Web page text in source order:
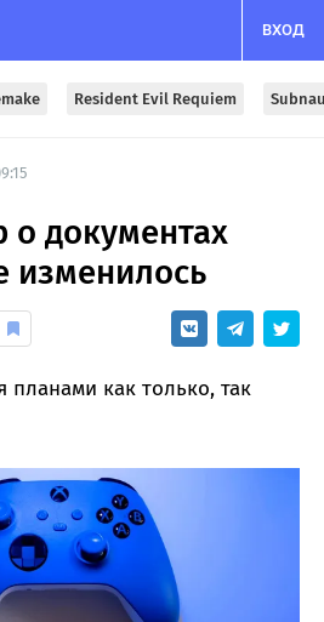
ВХОД
Resident Evil Requiem
документах
изменилось
планами как только, так